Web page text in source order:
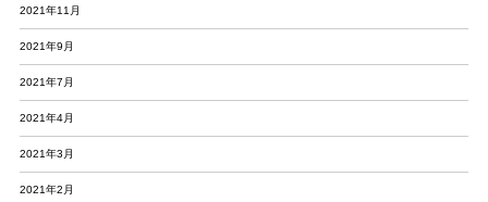
2021年11月
2021年9月
2021年7月
2021年4月
2021年3月
2021年2月